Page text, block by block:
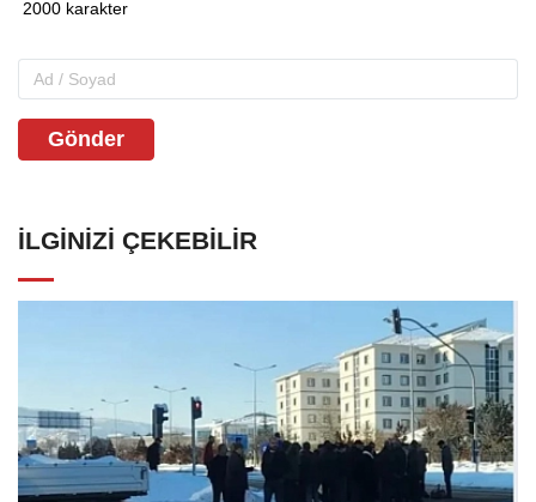
Gönder
İLGINIZI ÇEKEBILIR